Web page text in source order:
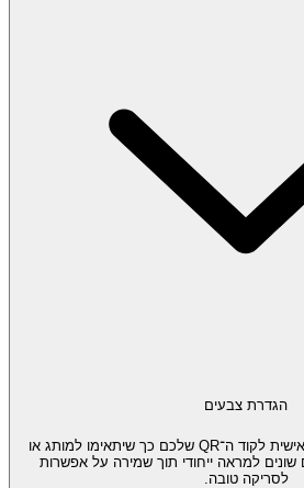
הגדרת צבעים
בחרו צבעים מותאמים אישית לקוד ה־QR שלכם כך שיתאימו למותג או
שונים למראה ייחודי תוך שמירה על אפשרות
לסריקה טובה.